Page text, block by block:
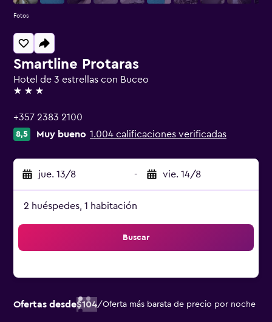
Smartline Protaras
Hotel de 3 estrellas con Buceo
3 estrellas
+357 2383 2100
8,5 Muy bueno 1.004 calificaciones verificadas
jue. 13/8 - vie. 14/8
2 huéspedes, 1 habitación
Buscar
Ofertas desde$104/Oferta más barata de precio por noche
Fotos